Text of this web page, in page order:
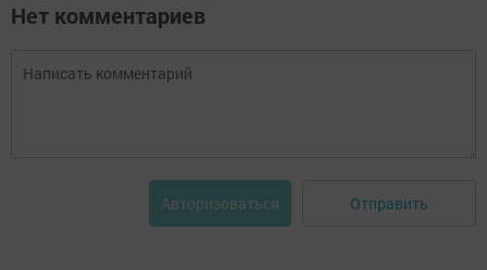
Нет комментариев
Авторизоваться Отправить